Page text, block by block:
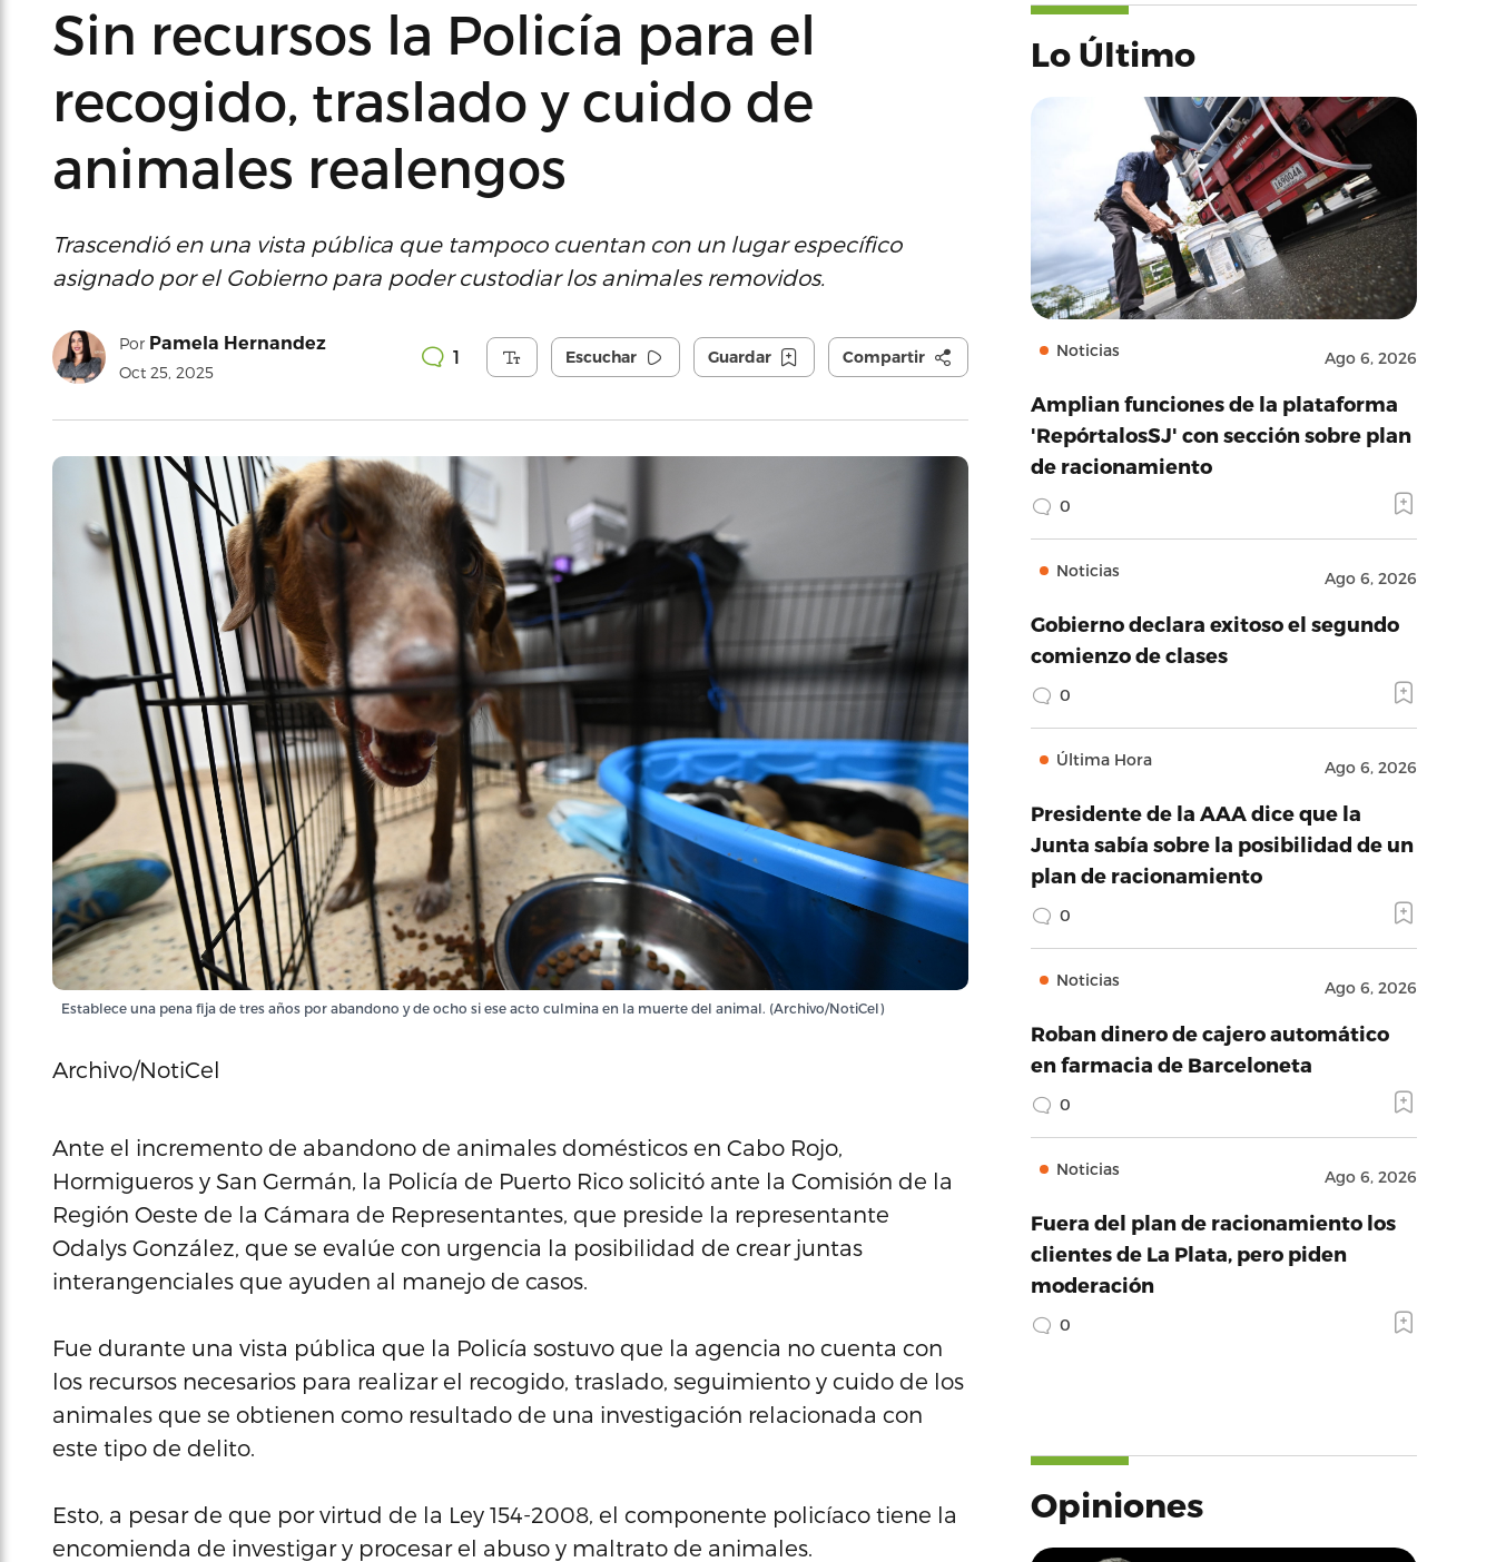
Sin recursos la Policía para el
recogido, traslado y cuido de
animales realengos
Trascendió en una vista pública que tampoco cuentan con un lugar específico
asignado por el Gobierno para poder custodiar los animales removidos.
Por Pamela Hernandez
Oct 25, 2025
1 Escuchar Guardar Compartir
Establece una pena fija de tres años por abandono y de ocho si ese acto culmina en la muerte del animal. (Archivo/NotiCel)
Archivo/NotiCel
Ante el incremento de abandono de animales domésticos en Cabo Rojo,
Hormigueros y San Germán, la Policía de Puerto Rico solicitó ante la Comisión de la
Región Oeste de la Cámara de Representantes, que preside la representante
Odalys González, que se evalúe con urgencia la posibilidad de crear juntas
interangenciales que ayuden al manejo de casos.
Fue durante una vista pública que la Policía sostuvo que la agencia no cuenta con
los recursos necesarios para realizar el recogido, traslado, seguimiento y cuido de los
animales que se obtienen como resultado de una investigación relacionada con
este tipo de delito.
Esto, a pesar de que por virtud de la Ley 154-2008, el componente policíaco tiene la
encomienda de investigar y procesar el abuso y maltrato de animales.
Lo Último
Noticias Ago 6, 2026
Amplian funciones de la plataforma
'RepórtalosSJ' con sección sobre plan
de racionamiento
0
Noticias Ago 6, 2026
Gobierno declara exitoso el segundo
comienzo de clases
0
Última Hora Ago 6, 2026
Presidente de la AAA dice que la
Junta sabía sobre la posibilidad de un
plan de racionamiento
0
Noticias Ago 6, 2026
Roban dinero de cajero automático
en farmacia de Barceloneta
0
Noticias Ago 6, 2026
Fuera del plan de racionamiento los
clientes de La Plata, pero piden
moderación
0
Opiniones